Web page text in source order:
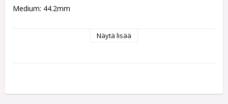
Medium: 44.2mm
Näytä lisää